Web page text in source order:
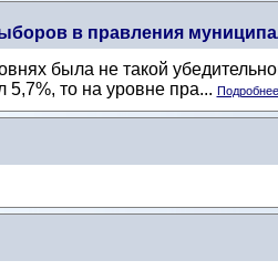
в правления
была не такой
то на уровне пра...